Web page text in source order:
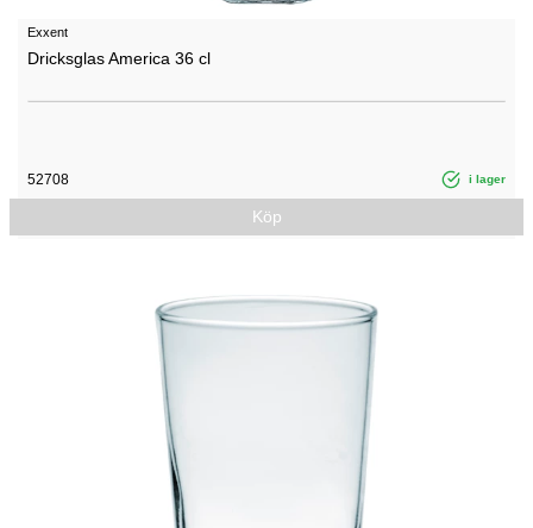
Exxent
Dricksglas America 36 cl
52708 i lager
Köp